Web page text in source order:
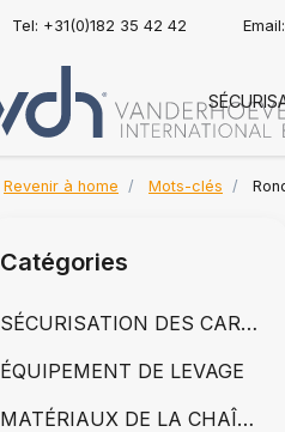
Tel: +31(0)182 35 42 42 Email:
Revenir à home Mots-clés
Catégories
SÉCURISATION DES CARGAISONS
ÉQUIPEMENT DE LEVAGE
MATÉRIAUX DE LA CHAÎNE